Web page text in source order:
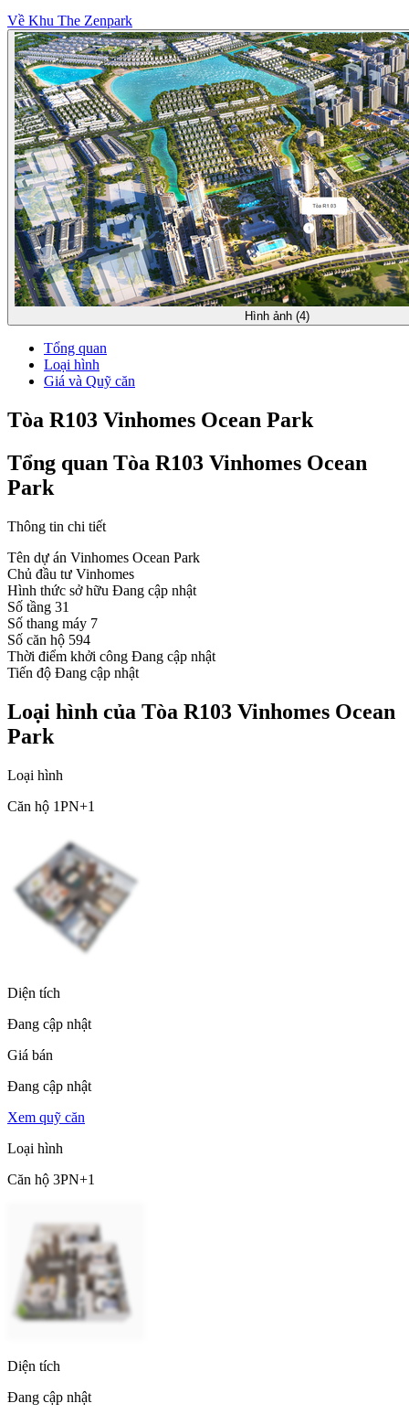
Về Khu The Zenpark
Hình ảnh (4)
Tổng quan
Loại hình
Giá và Quỹ căn
Tòa R103 Vinhomes Ocean Park
Tổng quan Tòa R103 Vinhomes Ocean
Park
Thông tin chi tiết
Tên dự án Vinhomes Ocean Park
Chủ đầu tư Vinhomes
Hình thức sở hữu Đang cập nhật
Số tầng 31
Số thang máy 7
Số căn hộ 594
Thời điểm khởi công Đang cập nhật
Tiến độ Đang cập nhật
Loại hình của Tòa R103 Vinhomes Ocean
Park
Loại hình
Căn hộ 1PN+1
Diện tích
Đang cập nhật
Giá bán
Đang cập nhật
Xem quỹ căn
Loại hình
Căn hộ 3PN+1
Diện tích
Đang cập nhật